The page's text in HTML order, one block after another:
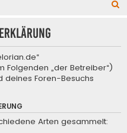
h
„der Betreiber“)
deines Foren-Besuchs
Arten gesammelt: